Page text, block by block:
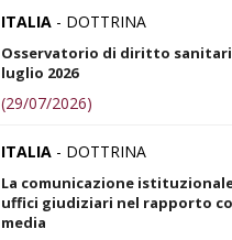
ITALIA - DOTTRINA
Osservatorio di diritto
luglio 2026
(29/07/2026)
ITALIA - DOTTRINA
La comunicazione
uffici giudiziari nel rapporto
media